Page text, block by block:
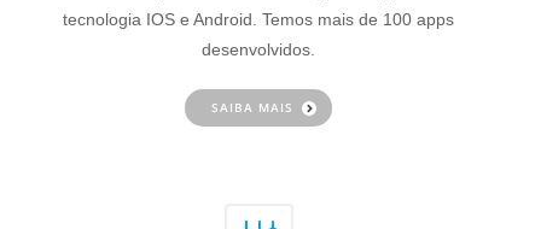
tecnologia IOS e Android. Temos mais de 100 apps
desenvolvidos.
SAIBA MAIS